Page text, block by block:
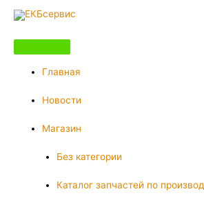
Перейти
содержимому
Главная
Новости
Магазин
Без категории
Каталог запчастей по